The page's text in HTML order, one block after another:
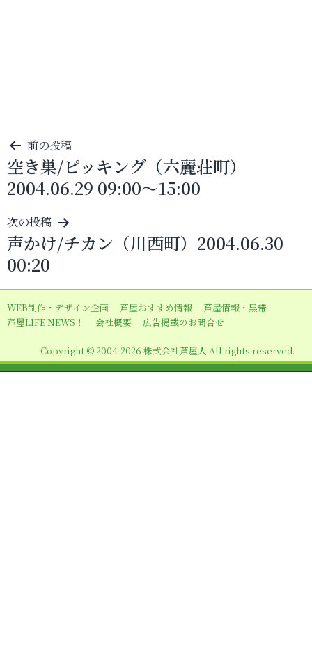
投
稿
ナ
ビ
ゲ
ー
シ
ョ
ン
前の投稿
空き巣/ピッキング（六麗荘町）
2004.06.29 09:00～15:00
次の投稿
声かけ/チカン（川西町）2004.06.30
00:20
WEB制作・デザイン企画 芦屋おすすめ情報
芦屋情報・黒帯
芦屋LIFE NEWS！
会社概要 広告掲載のお問合せ
Copyright © 2004-2026 株式会社芦屋人 All rights reserved.